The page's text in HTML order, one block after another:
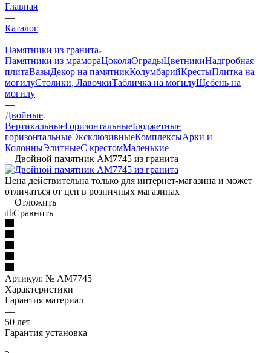
Главная
—
Каталог
—
Памятники из гранита
Памятники из мрамораЦоколяОградыЦветникиНадгробная
плитаВазыДекор на памятникКолумбарийКрестыПлитка на
могилуСтолики, ЛавочкиТабличка на могилуЩебень на
могилу
—
Двойные
ВертикальныеГоризонтальныеБюджетные
горизонтальныеЭксклюзивныеКомплексыАрки и
КолонныЭлитныеС крестомМаленькие
—Двойной памятник AM7745 из гранита
Цена действительна только для интернет-магазина и может
отличаться от цен в розничных магазинах
Отложить
Сравнить
Артикул: № AM7745
Характеристики
Гарантия материал
—
50 лет
Гарантия установка
—